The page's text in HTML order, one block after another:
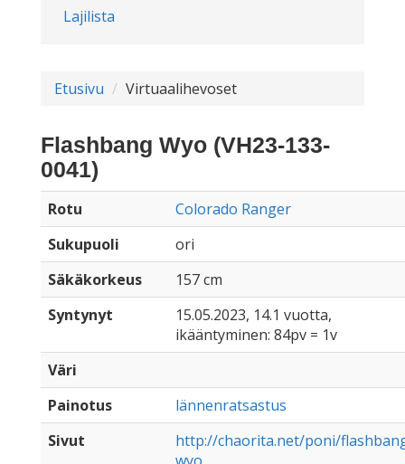
Lajilista
Etusivu Virtuaalihevoset
Flashbang Wyo (VH23-133-
0041)
Rotu
Colorado Ranger
Sukupuoli
ori
Säkäkorkeus
157 cm
Syntynyt
15.05.2023, 14.1 vuotta,
ikääntyminen: 84pv = 1v
Väri
Painotus
lännenratsastus
Sivut
http://chaorita.net/poni/